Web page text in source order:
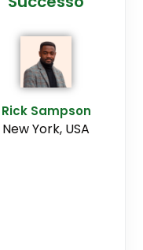
Rick Sampson
New York, USA